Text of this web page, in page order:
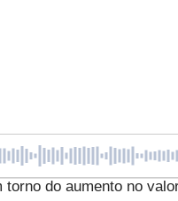
torno do aumento no